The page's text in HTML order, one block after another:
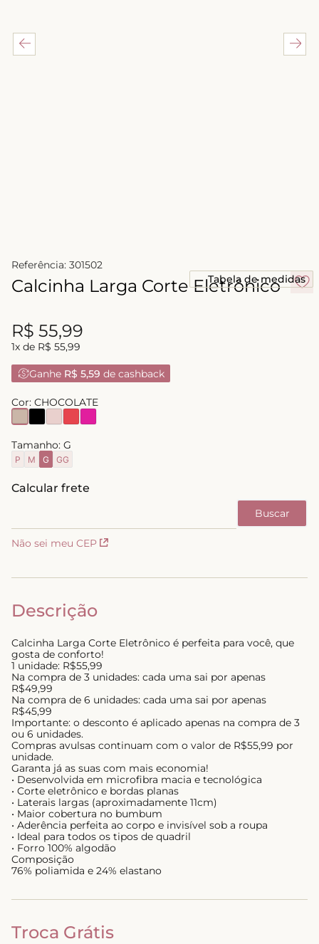
Referência: 301502
Calcinha Larga Corte Eletrônico
R$ 55,99
1x de R$ 55,99
Ganhe R$ 5,59 de cashback
Tabela de medidas
Cor: CHOCOLATE
Tamanho: G
P M G GG
Não sei meu CEP
Descrição
Calcinha Larga Corte Eletrônico é perfeita para você, que
gosta de conforto!
1 unidade: R$55,99
Na compra de 3 unidades: cada uma sai por apenas
R$49,99
Na compra de 6 unidades: cada uma sai por apenas
R$45,99
Importante: o desconto é aplicado apenas na compra de 3
ou 6 unidades.
Compras avulsas continuam com o valor de R$55,99 por
unidade.
Garanta já as suas com mais economia!
• Desenvolvida em microfibra macia e tecnológica
• Corte eletrônico e bordas planas
• Laterais largas (aproximadamente 11cm)
• Maior cobertura no bumbum
• Aderência perfeita ao corpo e invisível sob a roupa
• Ideal para todos os tipos de quadril
• Forro 100% algodão
Composição
76% poliamida e 24% elastano
Troca Grátis
calcinha